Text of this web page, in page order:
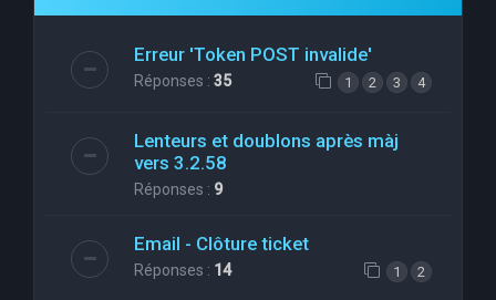
Erreur 'Token POST invalide'
Réponses : 35 1 2 3 4
Lenteurs et doublons après màj
vers 3.2.58
Réponses : 9
Email - Clôture ticket
Réponses : 14 1 2